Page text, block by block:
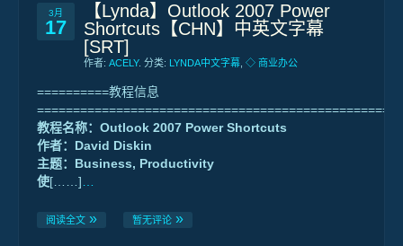
3月
17
【Lynda】Outlook 2007 Power
Shortcuts【CHN】中英文字幕
[SRT]
作者: ACELY. 分类: LYNDA中文字幕 ◇ 商业办公
==========教程信息
教程名称：Outlook 2007 Power Shortcuts
作者：David Diskin
主题：Business, Productivity
使[……]
阅读全文 暂无评论